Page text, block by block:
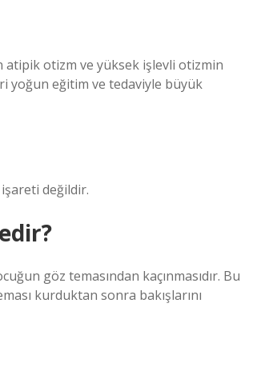
otizm ve yüksek işlevli otizmin
yoğun eğitim ve tedaviyle büyük
değildir.
göz temasından kaçınmasıdır. Bu
kurduktan sonra bakışlarını